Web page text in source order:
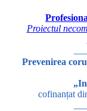
Proiectul
Prevenirea
cofinanțat